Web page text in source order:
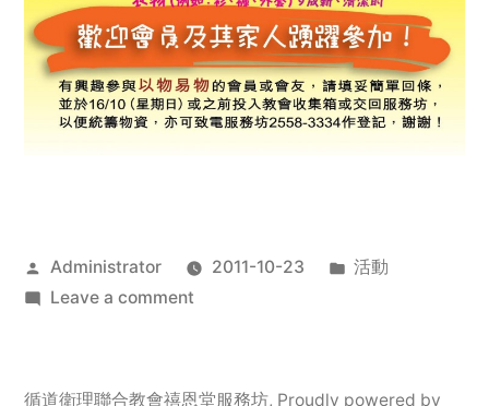
Posted
by
Administrator 2011-10-23
Posted
活動
Leave a commenton
服
循道衛理聯合教會禧恩堂服務坊, Proudly powered by